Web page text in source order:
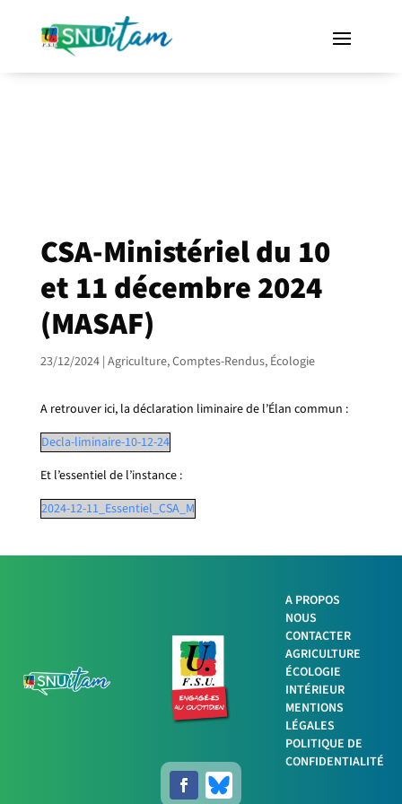
CSA-Ministériel du 10
et 11 décembre 2024
(MASAF)
23/12/2024| Agriculture,Comptes-Rendus, Écologie
A retrouver ici, la déclaration liminaire de l’Élan commun :
Decla-liminaire-10-12-24
Et l’essentiel de l’instance :
2024-12-11_Essentiel_CSA_M
A PROPOS
NOUS
CONTACTER
AGRICULTURE
ÉCOLOGIE
INTÉRIEUR
MENTIONS
LÉGALES
POLITIQUE DE
CONFIDENTIALITÉ
Facebook
Twitter
LinkedIn
Imprimer